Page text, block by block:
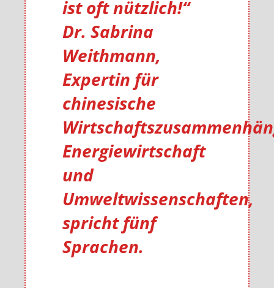
ist oft nützlich!“
Dr. Sabrina
Weithmann,
Expertin für
chinesische
Energiewirtschaft
und
Umweltwissenschaften,
spricht fünf
Sprachen.